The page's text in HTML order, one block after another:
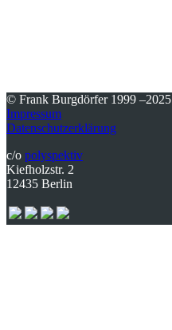
© Frank Burgdörfer 1999 –2025
Impressum
Datenschutzerklärung
c/o polyspektiv
Kiefholzstr. 2
12435 Berlin